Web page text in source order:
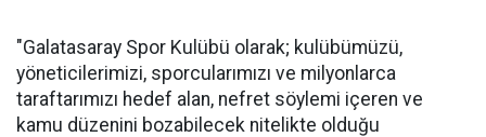
"Galatasaray Spor Kulübü olarak; kulübümüzü,
yöneticilerimizi, sporcularımızı ve milyonlarca
taraftarımızı hedef alan, nefret söylemi içeren ve
kamu düzenini bozabilecek nitelikte olduğu